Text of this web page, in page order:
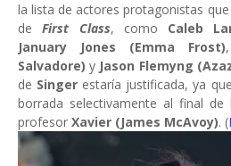
la lista de actores protagonistas
deFirst Class, como Caleb
January Jones (Emma Frost)
Salvadore)y Jason Flemyng
de Singer estaría justificada, ya
borrada selectivamente al final
profesor Xavier (James McAvoy). (